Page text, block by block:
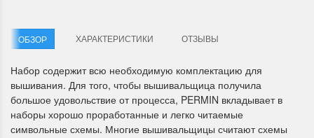
Летние Скидки Раритеты Дим.
ОБЗОР ХАРАКТЕРИСТИКИ ОТЗЫВЫ
Набор содержит всю необходимую комплектацию для
вышивания. Для того, чтобы вышивальщица получила
большое удовольствие от процесса, PERMIN вкладывает в
наборы хорошо проработанные и легко читаемые
символьные схемы. Многие вышивальщицы считают схемы